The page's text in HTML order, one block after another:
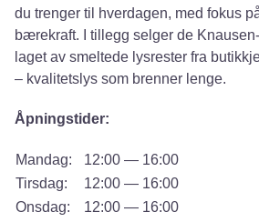
du trenger til hverdagen, med fokus
bærekraft. I tillegg selger de
laget av smeltede lysrester fra
– kvalitetslys som brenner lenge.
Åpningstider:
Mandag:
12:00 — 16:00
Tirsdag:
12:00 — 16:00
Onsdag:
12:00 — 16:00